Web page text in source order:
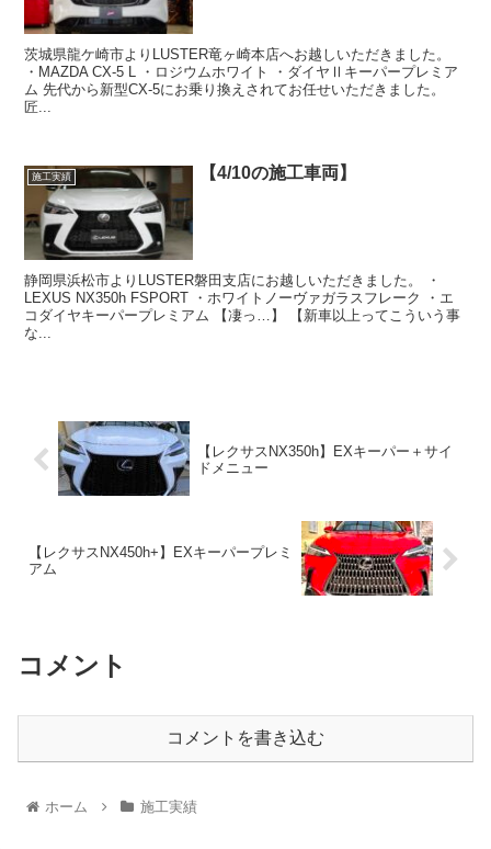
茨城県龍ケ崎市よりLUSTER竜ヶ崎本店へお越しいただきました。
・MAZDA CX-5 L ・ロジウムホワイト ・ダイヤⅡキーパープレミア
ム 先代から新型CX-5にお乗り換えされてお任せいただきました。
匠...
施工実績 【4/10の施工車両】
静岡県浜松市よりLUSTER磐田支店にお越しいただきました。 ・
LEXUS NX350h FSPORT ・ホワイトノーヴァガラスフレーク ・エ
コダイヤキーパープレミアム 【凄っ…】 【新車以上ってこういう事
な...
【レクサスNX350h】EXキーパー＋サイ
ドメニュー
【レクサスNX450h+】EXキーパープレミ
アム
コメント
コメントを書き込む
ホーム 施工実績